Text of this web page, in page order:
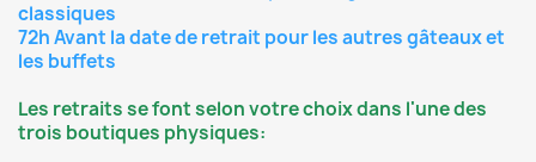
classiques
72h Avant la date de retrait pour les autres gâteaux et
les buffets
Les retraits se font selon votre choix dans l'une des
trois boutiques physiques: